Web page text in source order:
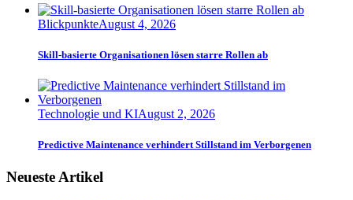
BlickpunkteAugust 4, 2026
Skill-basierte Organisationen lösen starre Rollen ab
Technologie und KIAugust 2, 2026
Predictive Maintenance verhindert Stillstand im Verborgenen
Neueste Artikel